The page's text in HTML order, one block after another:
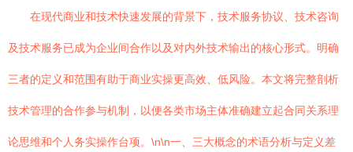
在现代商业和技术快速发展的背景下，技术服务协议、技术咨询
及技术服务已成为企业间合作以及对内外技术输出的核心形式。明确
三者的定义和范围有助于商业实操更高效、低风险。本文将完整剖析
技术管理的合作参与机制，以便各类市场主体准确建立起合同关系理
论思维和个人务实操作台项。\n\n一、三大概念的术语分析与定义差